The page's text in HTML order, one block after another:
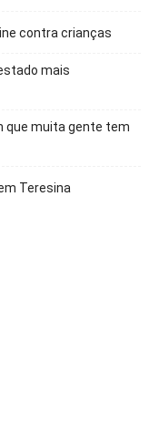
contra crianças
mais
que muita gente tem
Teresina